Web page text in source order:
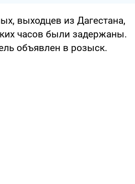
выходцев из Дагестана,
часов были задержаны.
объявлен в розыск.